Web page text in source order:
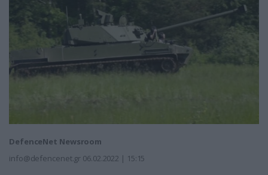
DefenceNet Newsroom
info@defencenet.gr 06.02.2022 | 15:15